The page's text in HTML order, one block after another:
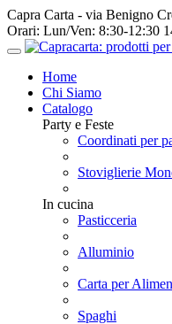
Capra Carta - via Benigno
Orari: Lun/Ven: 8:30-12:30
Home
Chi Siamo
Catalogo
Party e Feste
Coordinati per
Stoviglierie
In cucina
Pasticceria
Alluminio
Carta per
Spaghi